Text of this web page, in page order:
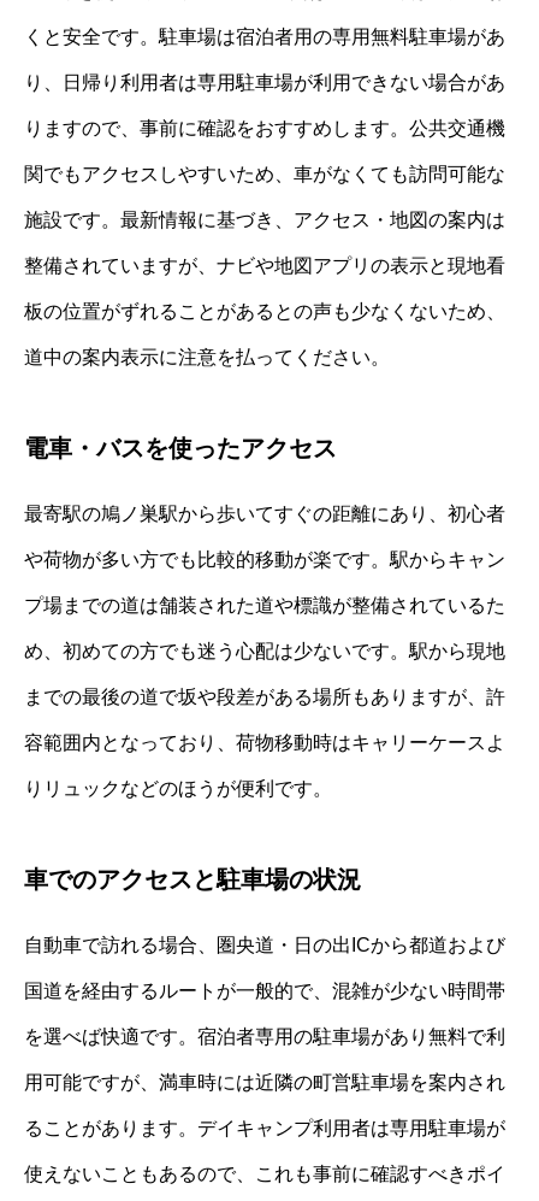
くと安全です。駐車場は宿泊者用の専用無料駐車場があ
り、日帰り利用者は専用駐車場が利用できない場合があ
りますので、事前に確認をおすすめします。公共交通機
関でもアクセスしやすいため、車がなくても訪問可能な
施設です。最新情報に基づき、アクセス・地図の案内は
整備されていますが、ナビや地図アプリの表示と現地看
板の位置がずれることがあるとの声も少なくないため、
道中の案内表示に注意を払ってください。
電車・バスを使ったアクセス
最寄駅の鳩ノ巣駅から歩いてすぐの距離にあり、初心者
や荷物が多い方でも比較的移動が楽です。駅からキャン
プ場までの道は舗装された道や標識が整備されているた
め、初めての方でも迷う心配は少ないです。駅から現地
までの最後の道で坂や段差がある場所もありますが、許
容範囲内となっており、荷物移動時はキャリーケースよ
りリュックなどのほうが便利です。
車でのアクセスと駐車場の状況
自動車で訪れる場合、圏央道・日の出ICから都道および
国道を経由するルートが一般的で、混雑が少ない時間帯
を選べば快適です。宿泊者専用の駐車場があり無料で利
用可能ですが、満車時には近隣の町営駐車場を案内され
ることがあります。デイキャンプ利用者は専用駐車場が
使えないこともあるので、これも事前に確認すべきポイ